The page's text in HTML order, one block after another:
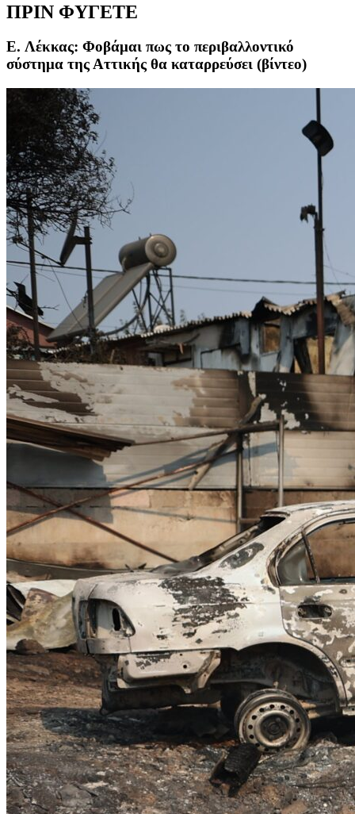
ΠΡΙΝ ΦΥΓΕΤΕ
E. Λέκκας: Φοβάμαι πως το περιβαλλοντικό
σύστημα της Αττικής θα καταρρεύσει (βίντεο)